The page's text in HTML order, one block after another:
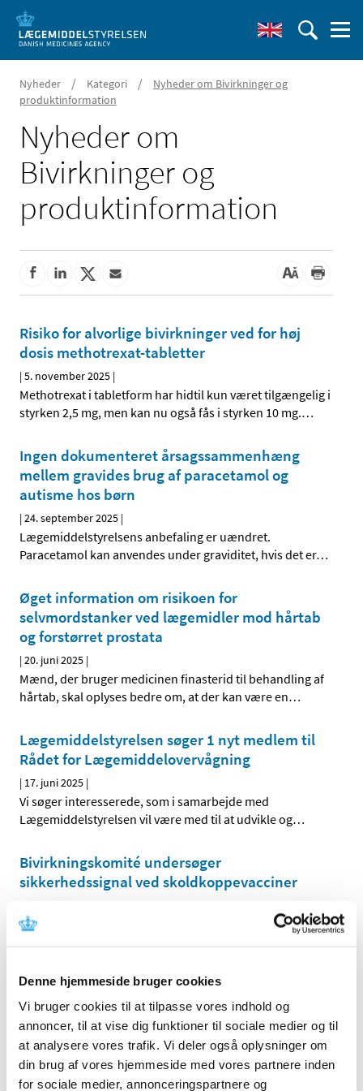
Denne hjemmeside bruger cookies
Vi bruger cookies til at tilpasse vores indhold og
annoncer, til at vise dig funktioner til sociale medier og til
at analysere vores trafik. Vi deler også oplysninger om
din brug af vores hjemmeside med vores partnere inden
for sociale medier, annonceringspartnere og
Nyheder / Kategori /
Nyheder om Bivirkninger og
produktinformation
Nyheder om
Bivirkninger og
produktinformation
Risiko for alvorlige bivirkninger ved for høj
dosis methotrexat-tabletter
|5. november 2025 |
Methotrexat i tabletform har hidtil kun været tilgængelig i
styrken 2,5 mg, men kan nu også fås i styrken 10 mg.…
Ingen dokumenteret årsagssammenhæng
mellem gravides brug af paracetamol og
autisme hos børn
|24. september 2025 |
Lægemiddelstyrelsens anbefaling er uændret.
Paracetamol kan anvendes under graviditet, hvis det er…
Øget information om risikoen for
selvmordstanker ved lægemidler mod hårtab
og forstørret prostata
|20. juni 2025 |
Mænd, der bruger medicinen finasterid til behandling af
hårtab, skal oplyses bedre om, at der kan være en…
Lægemiddelstyrelsen søger 1 nyt medlem til
Rådet for Lægemiddelovervågning
| 17. juni 2025 |
Vi søger interesserede, som i samarbejde med
Lægemiddelstyrelsen vil være med til at udvikle og…
Bivirkningskomité undersøger
sikkerhedssignal ved skoldkoppevacciner
Risikoen for hjernebetændelse ved to
PRAC fraråder chikungunya-vaccine til ældre
mennesker, mens bivirkningsrisiko bliver
undersøgt
|7. maj 2025|
Den europæiske bivirkningskomité PRAC har besluttet at
starte en særskilt sikkerhedsvurdering af…